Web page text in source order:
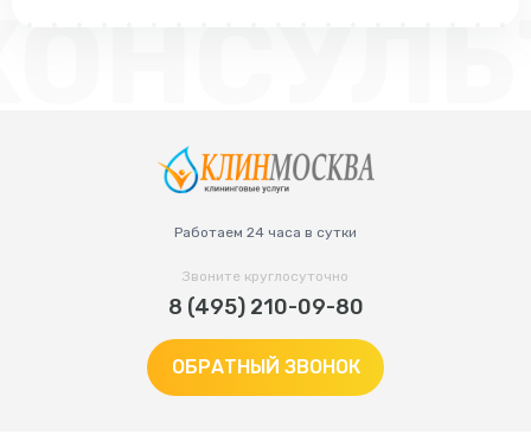
Работаем 24 часа в сутки
Звоните круглосуточно
8 (495) 210-09-80
ОБРАТНЫЙ ЗВОНОК